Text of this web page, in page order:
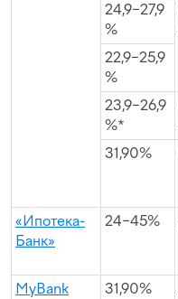
24,9−27,9
%
22,9−25,9
%
23,9−26,9
%*
31,90%
«Ипотека-
Банк»
24−45%
MyBank
31,90%